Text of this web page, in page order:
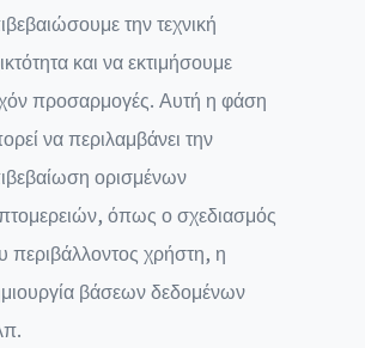
την τεχνική
και να εκτιμήσουμε
προσαρμογές. Αυτή η φάση
να περιλαμβάνει την
ορισμένων
όπως ο σχεδιασμός
περιβάλλοντος χρήστη, η
βάσεων δεδομένων